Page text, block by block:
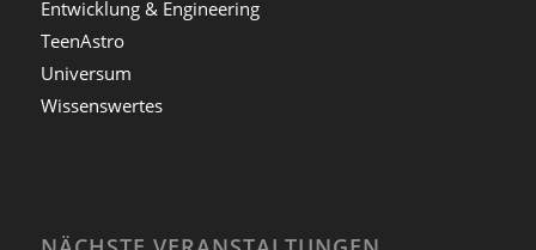
Entwicklung & Engineering
TeenAstro
Universum
Wissenswertes